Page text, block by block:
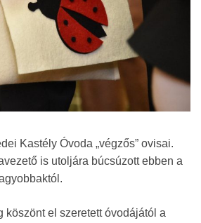
Kastély Óvoda „végzős” ovisai.
is utoljára búcsúzott ebben a
köszönt el szeretett óvodájától a